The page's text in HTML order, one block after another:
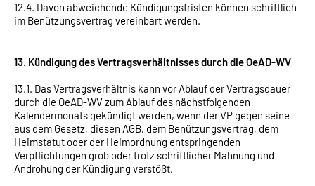
12.4. Davon abweichende Kündigungsfristen können schriftlich
im Benützungsvertrag vereinbart werden.
13. Kündigung des Vertragsverhältnisses durch die OeAD-WV
13.1. Das Vertragsverhältnis kann vor Ablauf der Vertragsdauer
durch die OeAD-WV zum Ablauf des nächstfolgenden
Kalendermonats gekündigt werden, wenn der VP gegen seine
aus dem Gesetz, diesen AGB, dem Benützungsvertrag, dem
Heimstatut oder der Heimordnung entspringenden
Verpflichtungen grob oder trotz schriftlicher Mahnung und
Androhung der Kündigung verstößt.